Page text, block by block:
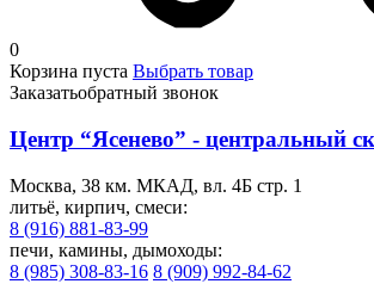
0
Корзина пуста Выбрать товар
Заказатьобратный звонок
Центр “Ясенево” - центральный
Москва, 38 км. МКАД, вл. 4Б стр. 1
литьё, кирпич, смеси:
8 (916) 881-83-99
печи, камины, дымоходы:
8 (985) 308-83-16 8 (909) 992-84-62